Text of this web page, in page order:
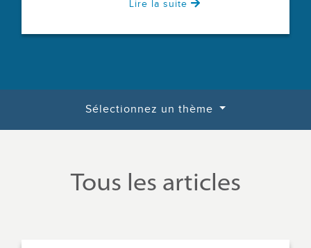
Lire la suite
Sélectionnez un thème
Tous les articles